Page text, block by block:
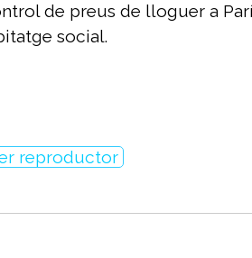
de preus de lloguer a
social.
reproductor